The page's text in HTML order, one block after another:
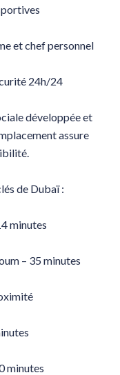
et chef personnel
24h/24
développée et
assure
de Dubaï :
minutes
– 35 minutes
minutes